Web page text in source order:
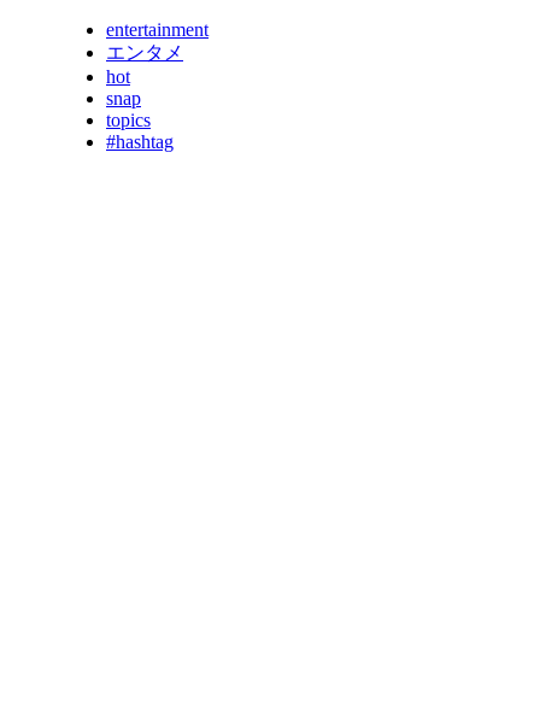
entertainment
エンタメ
hot
snap
topics
#hashtag